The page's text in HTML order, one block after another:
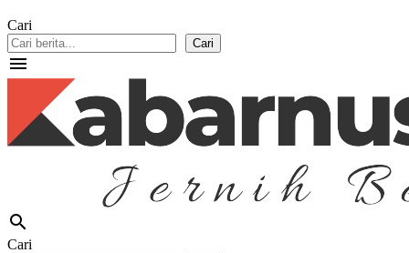
Cari
Cari
menu
search
Cari